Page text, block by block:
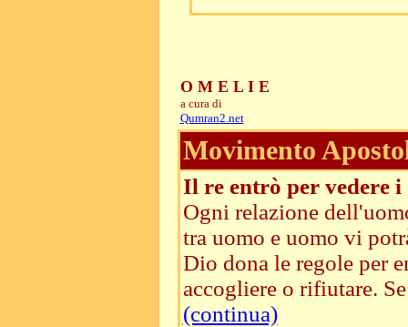
O M E L I E
a cura di
Qumran2.net
Movimento
Il re entrò per vedere i
Ogni relazione
tra uomo e uomo vi
Dio dona le regole per
accogliere o rifiutare.
(continua)